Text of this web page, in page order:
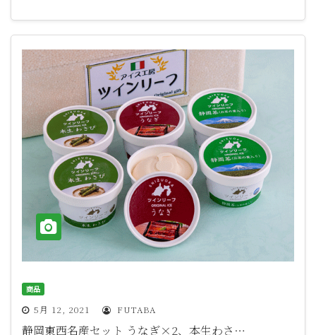
商品
5月 12, 2021 FUTABA
静岡東西名産セット うなぎ×2、本生わさ…